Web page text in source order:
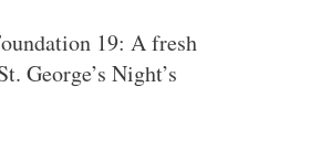
19: A fresh
George’s Night’s